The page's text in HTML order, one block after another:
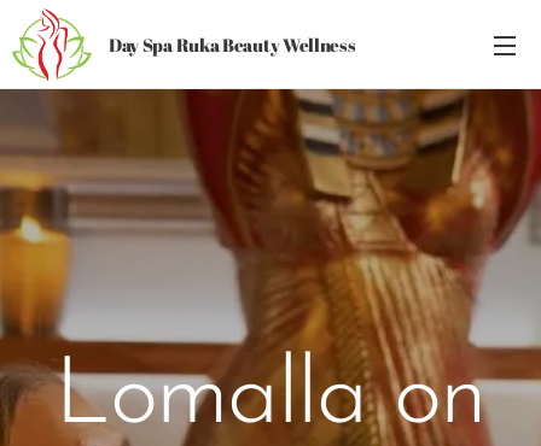
Day Spa Ruka Beauty Wellness
Lomalla on